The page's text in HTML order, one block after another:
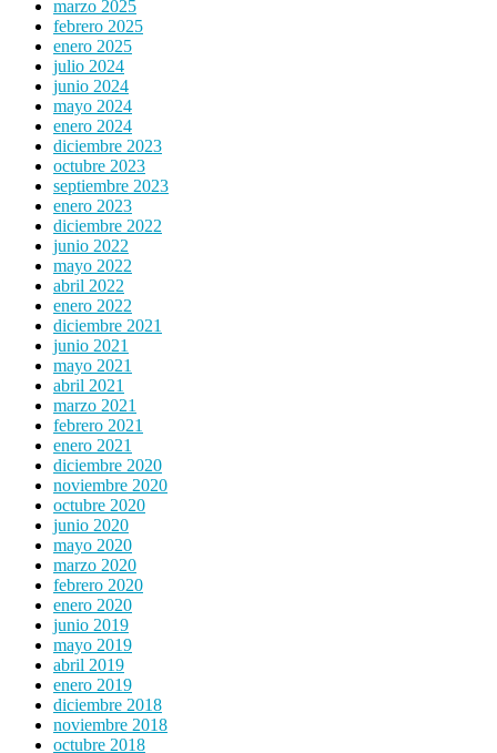
marzo 2025
febrero 2025
enero 2025
julio 2024
junio 2024
mayo 2024
enero 2024
diciembre 2023
octubre 2023
septiembre 2023
enero 2023
diciembre 2022
junio 2022
mayo 2022
abril 2022
enero 2022
diciembre 2021
junio 2021
mayo 2021
abril 2021
marzo 2021
febrero 2021
enero 2021
diciembre 2020
noviembre 2020
octubre 2020
junio 2020
mayo 2020
marzo 2020
febrero 2020
enero 2020
junio 2019
mayo 2019
abril 2019
enero 2019
diciembre 2018
noviembre 2018
octubre 2018